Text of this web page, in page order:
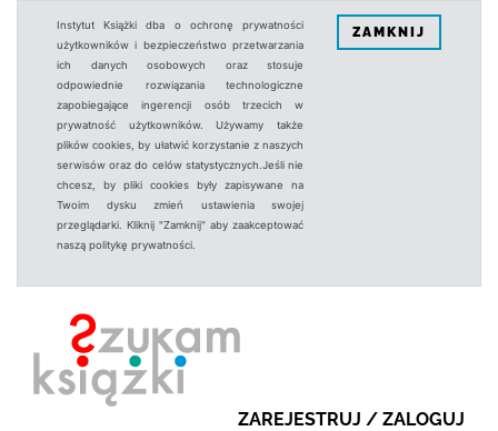
Instytut Książki dba o ochronę prywatności
użytkowników i bezpieczeństwo przetwarzania
ich danych osobowych oraz stosuje
odpowiednie rozwiązania technologiczne
zapobiegające ingerencji osób trzecich w
prywatność użytkowników. Używamy także
plików cookies, by ułatwić korzystanie z naszych
serwisów oraz do celów statystycznych.Jeśli nie
chcesz, by pliki cookies były zapisywane na
Twoim dysku zmień ustawienia swojej
przeglądarki. Kliknij "Zamknij" aby zaakceptować
naszą politykę prywatności.
ZAMKNIJ
ZAREJESTRUJ / ZALOGUJ